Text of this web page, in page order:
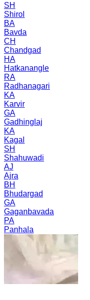
SH
Shirol
BA
Bavda
CH
Chandgad
HA
Hatkanangle
RA
Radhanagari
KA
Karvir
GA
Gadhinglaj
KA
Kagal
SH
Shahuwadi
AJ
Ajra
BH
Bhudargad
GA
Gaganbavada
PA
Panhala